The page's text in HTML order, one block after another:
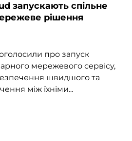
запускають спільне
рішення
про запуск
мережевого сервісу,
швидшого та
між їхніми...